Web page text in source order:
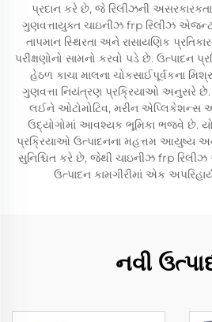
પ્રદાન કરે છે, જે રિલીઝની
ગુણવત્તાયુક્ત ચાઇનીઝ frp રિલીઝ
તાપમાન સ્થિરતા અને રાસાયણિક
પરીક્ષણોનો સામનો કરવો પડે છે. ઉત્પાદન
હેઠળ કાચા માલના ચોકસાઈપૂર્વકના
ગુણવત્તા નિયંત્રણ પ્રક્રિયાઓ અનુસરે
લઈને ઓટોમોટિવ, મરીન એપ્લિકેશન્સ
ઉદ્યોગોમાં આવશ્યક ભૂમિકા ભજવે છે.
પ્રક્રિયાઓ ઉત્પાદનના મહત્તમ આયુષ્ય અને
સુનિશ્ચિત કરે છે, જેથી ચાઇનીઝ frp
ઉત્પાદન કામગીરીમાં એક
નવી